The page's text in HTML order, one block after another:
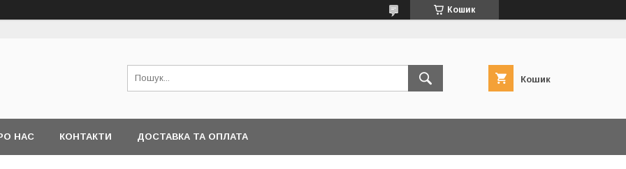
Кошик
Кошик
НАС КОНТАКТИ ДОСТАВКА ТА ОПЛАТА